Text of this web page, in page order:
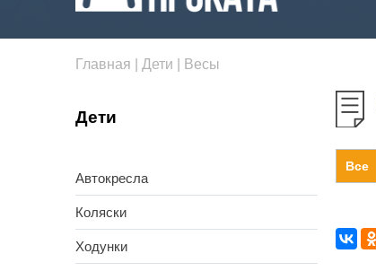
Главная Дети Весы
Дети
Автокресла
Коляски
Ходунки
Все